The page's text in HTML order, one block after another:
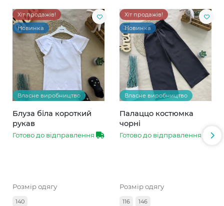
Хіт продажів!
Новинка
Власне виробництво
Блуза біла короткий
рукав
Готово до відправлення
Розмір одягу
140
Хіт продажів!
Новинка
Власне виробництво
Палаццо костюмка
чорні
Готово до відправлення
Розмір одягу
116 146